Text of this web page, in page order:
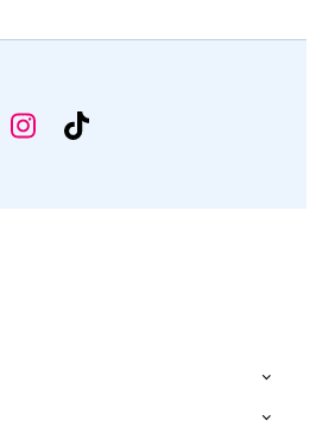
幼 TikTok